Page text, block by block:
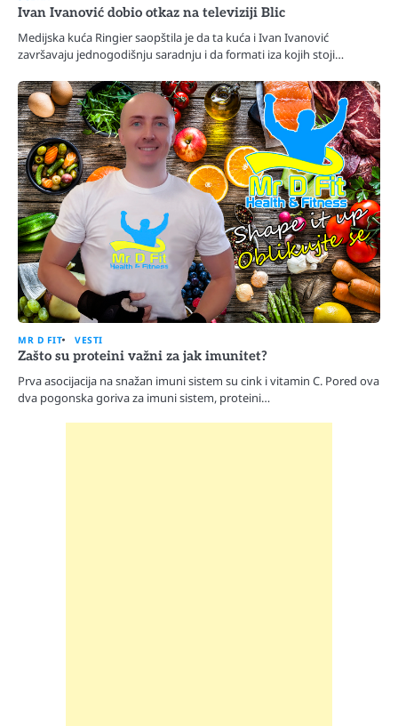
Ivan Ivanović dobio otkaz na televiziji Blic
Medijska kuća Ringier saopštila je da ta kuća i Ivan Ivanović
završavaju jednogodišnju saradnju i da formati iza kojih stoji…
MR D FIT VESTI
Zašto su proteini važni za jak imunitet?
Prva asocijacija na snažan imuni sistem su cink i vitamin C. Pored ova
dva pogonska goriva za imuni sistem, proteini…